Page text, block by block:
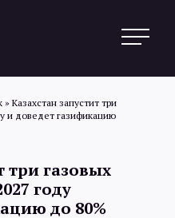
» Казахстан запустит три
и доведет газификацию
три газовых
году
до 80%